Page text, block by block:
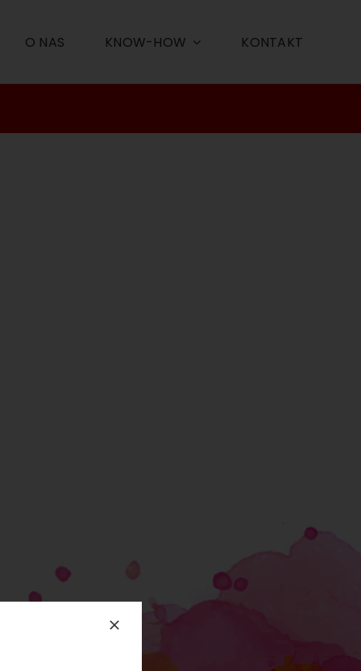
O NAS KNOW-HOW KONTAKT